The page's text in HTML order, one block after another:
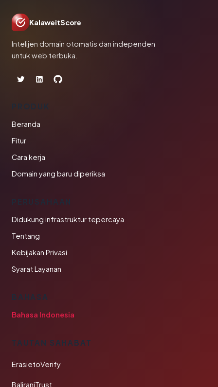
KalaweitScore
Intelijen domain otomatis dan independen
untuk web terbuka.
PRODUK
Beranda
Fitur
Cara kerja
Domain yang baru diperiksa
PERUSAHAAN
Didukung infrastruktur tepercaya
Tentang
Kebijakan Privasi
Syarat Layanan
BAHASA
Bahasa Indonesia
TAUTAN SAHABAT
ErasietoVerify
BaliraniTrust